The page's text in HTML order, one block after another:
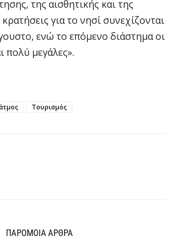
της αισθητικής και της
για το νησί συνεχίζονται
ενώ το επόμενο διάστημα οι
πολύ μεγάλες».
Τουρισμός
ΠΑΡΟΜΟΙΑ ΑΡΘΡΑ